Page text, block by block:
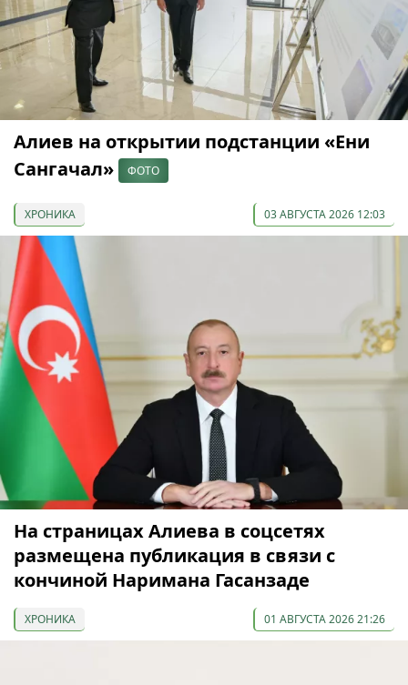
Алиев на открытии подстанции «Ени
Сангачал»
ФОТО
ХРОНИКА 03 АВГУСТА 2026 12:03
На страницах Алиева в соцсетях
размещена публикация в связи с
кончиной Наримана Гасанзаде
ХРОНИКА 01 АВГУСТА 2026 21:26